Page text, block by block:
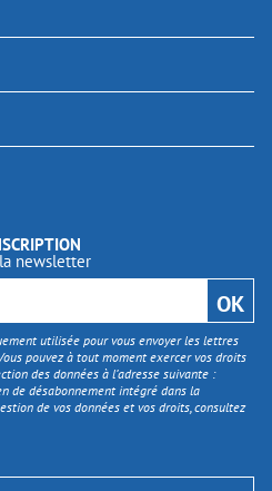
newsletter
utilisée pour vous envoyer les lettres
pouvez à tout moment exercer vos droits
des données à l’adresse suivante :
de désabonnement intégré dans la
de vos données et vos droits, consultez